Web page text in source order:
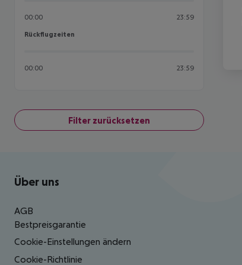
00:00 23:59
Rückflugzeiten
Rückflugzeiten
00:00 23:59
Filter zurücksetzen
Footer navigation
Über uns
AGB
Bestpreisgarantie
Cookie-Einstellungen ändern
Cookie-Richtlinie